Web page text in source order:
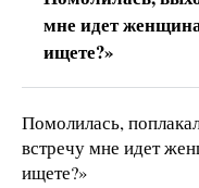
мне идет
ищете?»
Помолилась,
встречу мне идет
ищете?»